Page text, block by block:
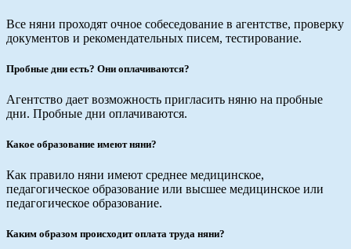
Все няни проходят очное собеседование в агентстве, проверку
документов и рекомендательных писем, тестирование.
Пробные дни есть? Они оплачиваются?
Агентство дает возможность пригласить няню на пробные
дни. Пробные дни оплачиваются.
Какое образование имеют няни?
Как правило няни имеют среднее медицинское,
педагогическое образование или высшее медицинское или
педагогическое образование.
Каким образом происходит оплата труда няни?